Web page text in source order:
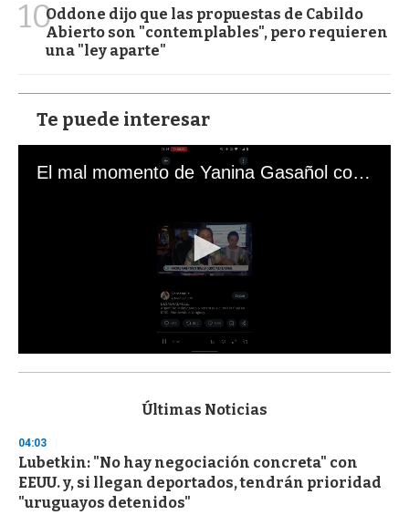
10Oddone dijo que las propuestas de Cabildo
Abierto son "contemplables", pero requieren
una "ley aparte"
Te puede interesar
El mal momento de Yanina Gasañol con un hincha argentino en "Subrayado"
s
d
s
o
f
3
Últimas Noticias
04:03
Lubetkin: "No hay negociación concreta" con
EEUU. y, si llegan deportados, tendrán prioridad
"uruguayos detenidos"